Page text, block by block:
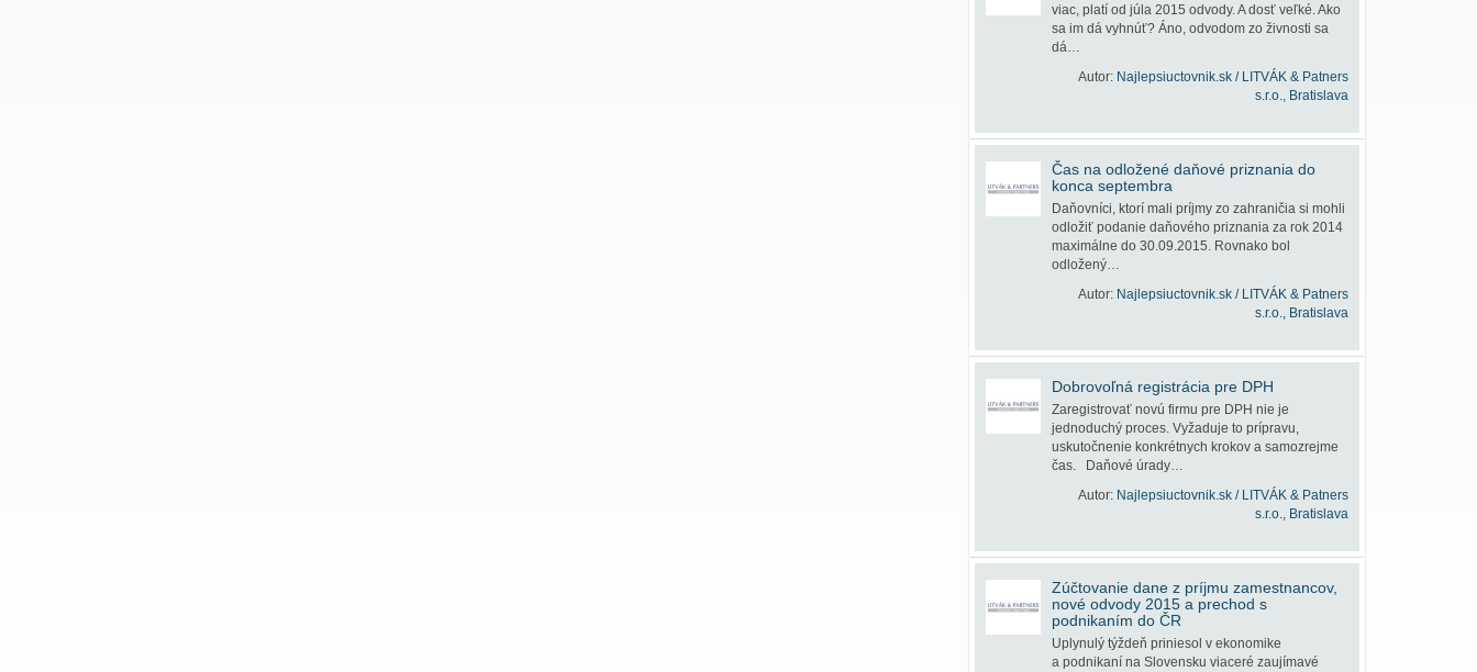
viac, platí od júla 2015 odvody. A dosť veľké. Ako
sa im dá vyhnúť? Áno, odvodom zo živnosti sa
dá…
Autor: Najlepsiuctovnik.sk / LITVÁK & Patners
s.r.o., Bratislava
Čas na odložené daňové priznania do
konca septembra
Daňovníci, ktorí mali príjmy zo zahraničia si mohli
odložiť podanie daňového priznania za rok 2014
maximálne do 30.09.2015. Rovnako bol
odložený…
Autor: Najlepsiuctovnik.sk / LITVÁK & Patners
s.r.o., Bratislava
Dobrovoľná registrácia pre DPH
Zaregistrovať novú firmu pre DPH nie je
jednoduchý proces. Vyžaduje to prípravu,
uskutočnenie konkrétnych krokov a samozrejme
čas. Daňové úrady…
Autor: Najlepsiuctovnik.sk / LITVÁK & Patners
s.r.o., Bratislava
Zúčtovanie dane z príjmu zamestnancov,
nové odvody 2015 a prechod s
podnikaním do ČR
Uplynulý týždeň priniesol v ekonomike
a podnikaní na Slovensku viaceré zaujímavé